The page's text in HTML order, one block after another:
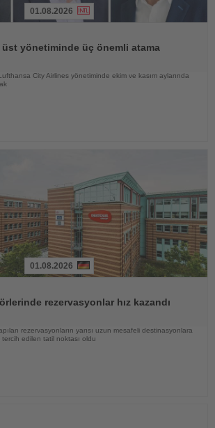
01.08.2026
yönetiminde üç önemli atama
City Airlines yönetiminde ekim ve kasım aylarında
01.08.2026
rezervasyonlar hız kazandı
rezervasyonların yarısı uzun mesafeli destinasyonlara
edilen tatil noktası oldu